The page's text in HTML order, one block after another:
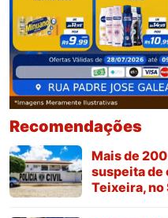
Recomendações
Mais de
suspeita de
Teixeira, no